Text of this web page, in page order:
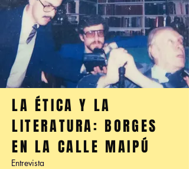
LA ÉTICA Y LA
LITERATURA: BORGES
EN LA CALLE MAIPÚ
Entrevista